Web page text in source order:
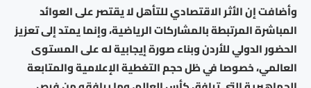
وأضافت إن الأثر الاقتصادي للتأهل لا يقتصر على العوائد
المباشرة المرتبطة بالمشاركات الرياضية، وإنما يمتد إلى تعزيز
الحضور الدولي للأردن وبناء صورة إيجابية له على المستوى
العالمي، خصوصا في ظل حجم التغطية الإعلامية والمتابعة